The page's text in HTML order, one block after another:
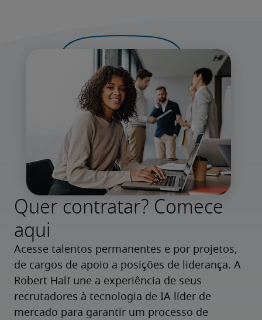
Quer contratar? Comece
aqui
Acesse talentos permanentes e por projetos,
de cargos de apoio a posições de liderança. A
Robert Half une a experiência de seus
recrutadores à tecnologia de IA líder de
mercado para garantir um processo de